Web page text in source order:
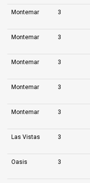
Montemar 3
Montemar 3
Montemar 3
Montemar 3
Montemar 3
Las Vistas 3
Oasis 3